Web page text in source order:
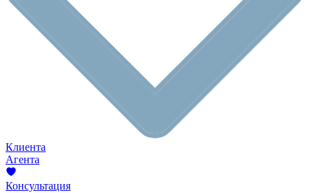
Клиента
Агента
Консультация